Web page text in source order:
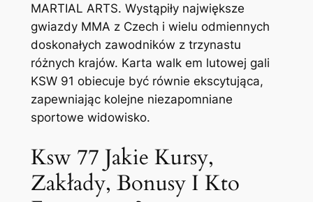
MARTIAL ARTS. Wystąpiły największe
gwiazdy MMA z Czech i wielu odmiennych
doskonałych zawodników z trzynastu
różnych krajów. Karta walk em lutowej gali
KSW 91 obiecuje być równie ekscytująca,
zapewniając kolejne niezapomniane
sportowe widowisko.
Ksw 77 Jakie Kursy,
Zakłady, Bonusy I Kto